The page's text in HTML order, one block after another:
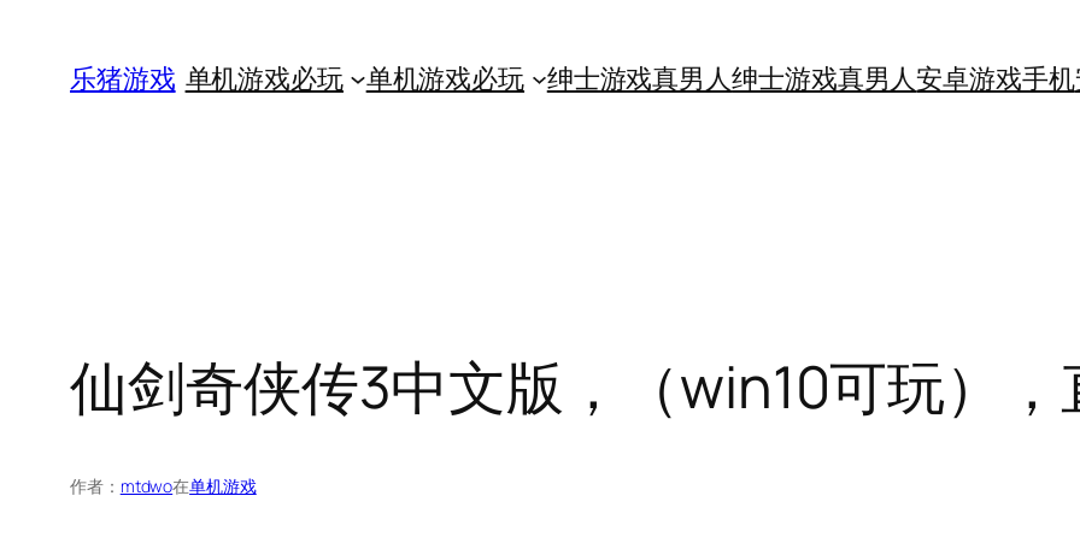
乐猪游戏 单机游戏必玩 单机游戏必玩 绅士游戏真男人绅士游戏真男人安卓游戏手机
仙剑奇侠传3中文版，（win10可玩），
作者： mtdwo在单机游戏